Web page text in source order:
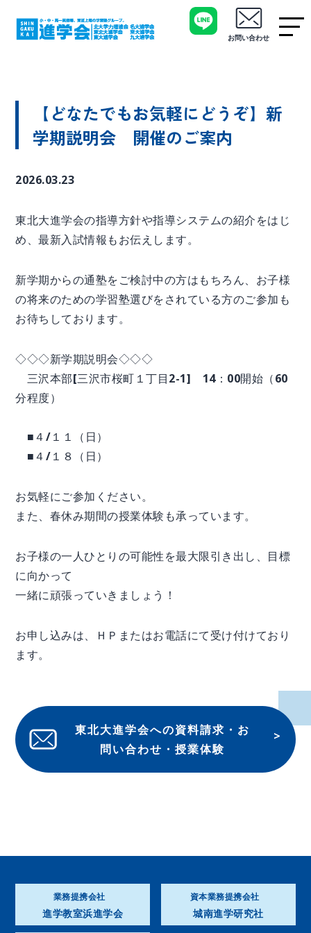
お問い合わせ
【どなたでもお気軽にどうぞ】新
学期説明会 開催のご案内
2026.03.23
東北大進学会の指導方針や指導システムの紹介をはじ
め、最新入試情報もお伝えします。
新学期からの通塾をご検討中の方はもちろん、お子様
の将来のための学習塾選びをされている方のご参加も
お待ちしております。
◇◇◇新学期説明会◇◇◇
三沢本部[三沢市桜町１丁目2-1] 14：00開始（60
分程度）
■４/１１（日）
■４/１８（日）
お気軽にご参加ください。
また、春休み期間の授業体験も承っています。
お子様の一人ひとりの可能性を最大限引き出し、目標
に向かって
一緒に頑張っていきましょう！
お申し込みは、ＨＰまたはお電話にて受け付けており
ます。
東北大進学会への資料請求・お
問い合わせ・授業体験
業務提携会社
進学教室浜進学会
資本業務提携会社
城南進学研究社